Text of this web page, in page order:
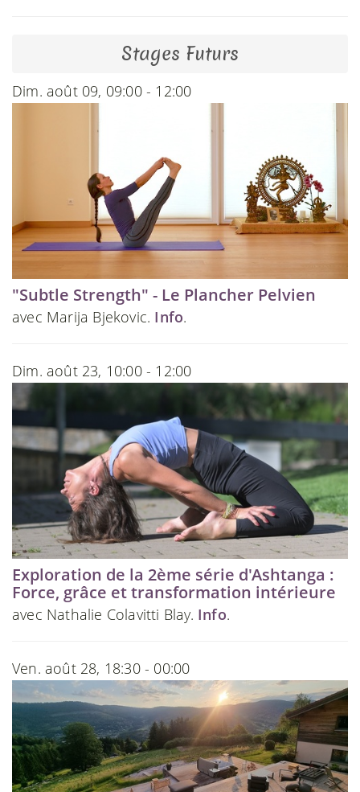
Stages Futurs
Dim. août 09, 09:00 - 12:00
"Subtle Strength" - Le Plancher Pelvien
avec Marija Bjekovic. Info.
Dim. août 23, 10:00 - 12:00
Exploration de la 2ème série d'Ashtanga :
Force, grâce et transformation intérieure
avec Nathalie Colavitti Blay. Info.
Ven. août 28, 18:30 - 00:00